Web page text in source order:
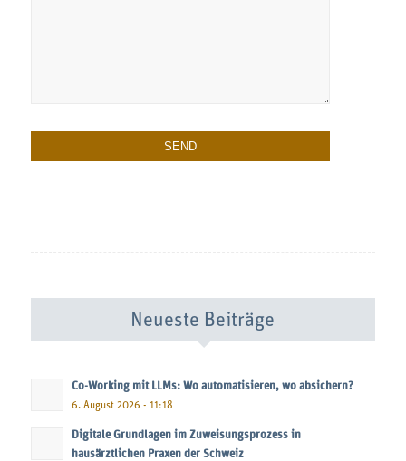
Neueste Beiträge
Co-Working mit LLMs: Wo automatisieren, wo absichern?
6. August 2026 - 11:18
Digitale Grundlagen im Zuweisungsprozess in
hausärztlichen Praxen der Schweiz